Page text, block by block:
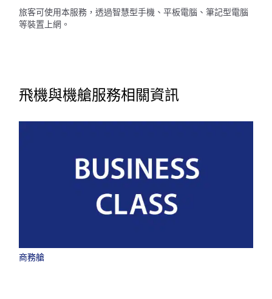
旅客可使用本服務，透過智慧型手機、平板電腦、筆記型電腦
等裝置上網。
飛機與機艙服務相關資訊
商務艙